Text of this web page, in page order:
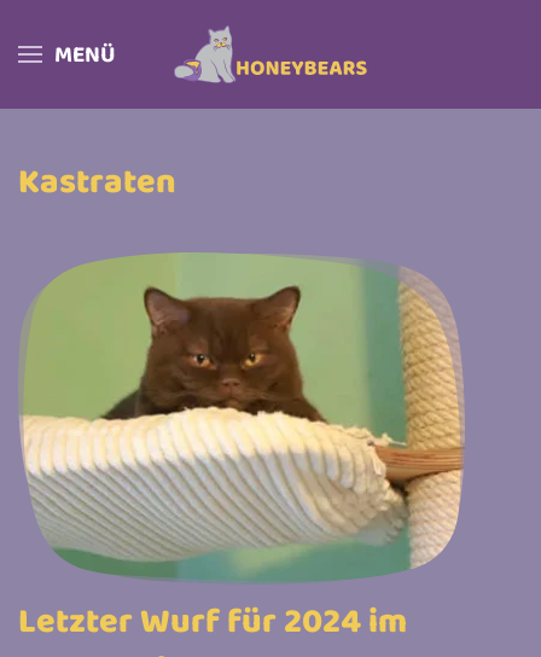
Skip to main content
MENÜ
Kastraten
Letzter Wurf für 2024 im